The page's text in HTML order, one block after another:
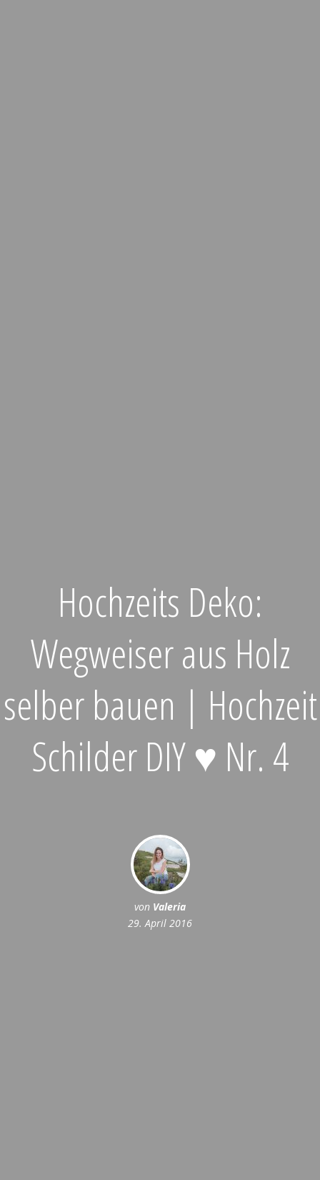
Hochzeits Deko:
Wegweiser aus Holz
selber bauen | Hochzeit
Schilder DIY ♥ Nr. 4
von Valeria
29. April 2016